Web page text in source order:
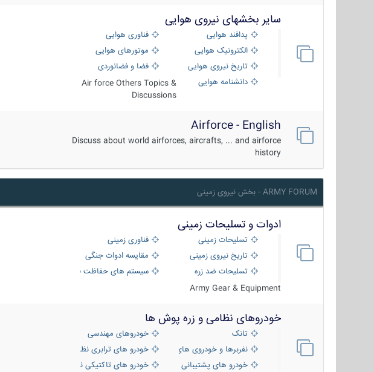
سایر بخشهای نیروی هوایی
پدافند هوایی
فناوری هوایی
الکترونیک هوایی
موتورهای هوایی
تاریخ نیروی هوایی
فضا و فضانوردی
دانشنامه هوایی
Air force Others Topics &
Discussions
Airforce - English
Discuss about world airforces, aircrafts, ... and airforce
history
ARMY FORUM - بخش نیروی زمینی
ادوات و تسلیحات زمینی
تسلیحات زمینی
فناوری زمینی
تاریخ نیروی زمینی
مقایسه ادوات جنگی
تسلیحات ضد زره
سیستم های حفاظت فعال
Army Gear & Equipment
خودروهای نظامی و زره پوش ها
تانک
خودروهای مهندسی
نفربرها و خودروی های رزمی پیاده نظامخودرو های ترابری نظامی
خودرو های پشتیبانی آتش ، شناسایی و ضد تانک
خودرو های تاکتیکی نظامی